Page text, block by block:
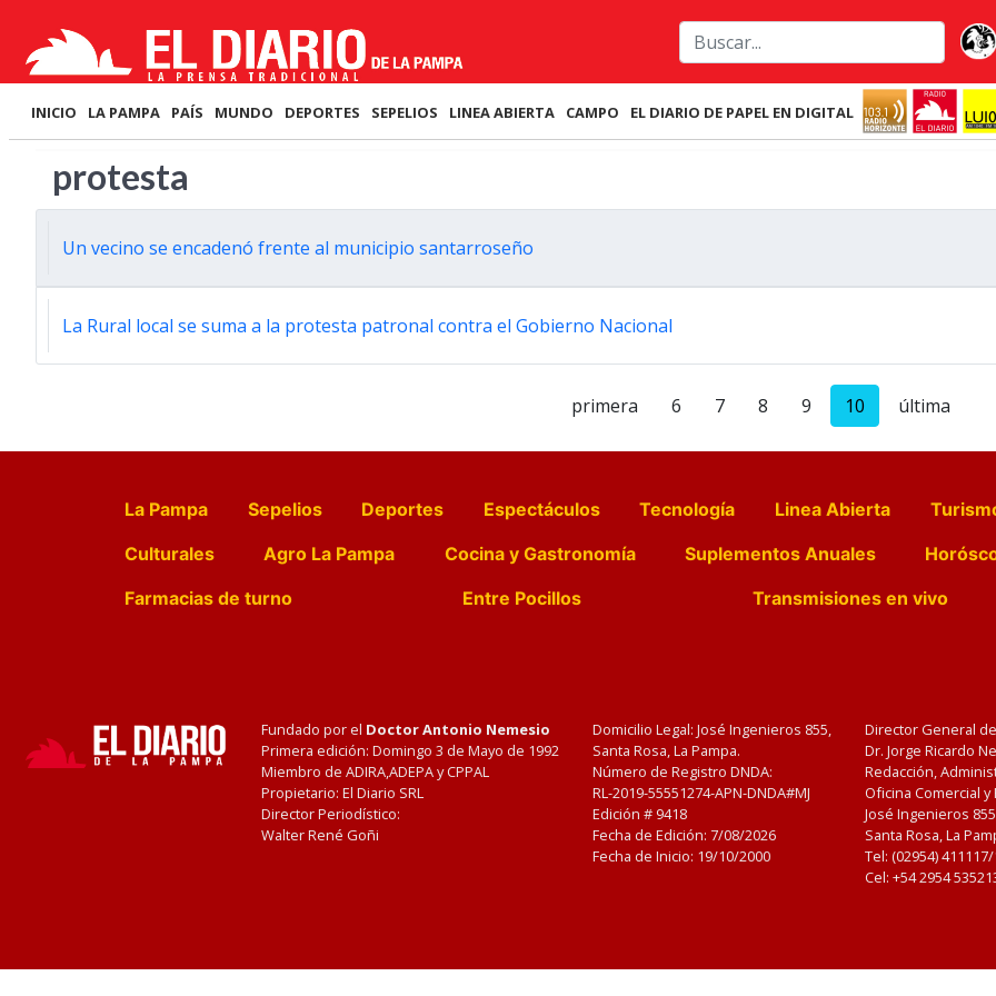
INICIO LA PAMPA PAÍS MUNDO DEPORTES SEPELIOS LINEA ABIERTA CAMPO EL DIARIO DE PAPEL EN DIGITAL
protesta
Un vecino se encadenó frente al municipio santarroseño
La Rural local se suma a la protesta patronal contra el Gobierno Nacional
primera 6 7 8 9 10 última
La Pampa Sepelios Deportes Espectáculos Tecnología Linea Abierta
Culturales
Agro La Pampa Cocina y Gastronomía Suplementos Anuales
Farmacias de turno
Entre Pocillos Transmisiones en vivo
Fundado por el Doctor Antonio Nemesio
Primera edición: Domingo 3 de Mayo de 1992
Miembro de ADIRA,ADEPA y CPPAL
Propietario: El Diario SRL
Director Periodístico:
Walter René Goñi
Domicilio Legal: José Ingenieros 855,
Santa Rosa, La Pampa.
Número de Registro DNDA:
RL-2019-55551274-APN-DNDA#MJ
Edición # 9418
Fecha de Edición: 7/08/2026
Fecha de Inicio: 19/10/2000
Director General
Dr. Jorge Ricardo
Redacción,
Oficina Comercial
José Ingenieros
Santa Rosa, La
Tel: (02954)
Cel: +54 2954